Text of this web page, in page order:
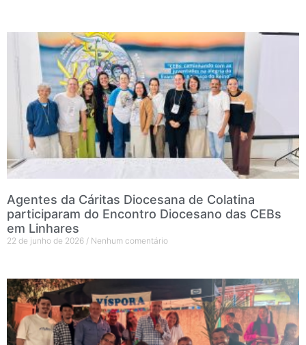
Agentes da Cáritas Diocesana de Colatina
participaram do Encontro Diocesano das CEBs
em Linhares
22 de junho de 2026 Nenhum comentário